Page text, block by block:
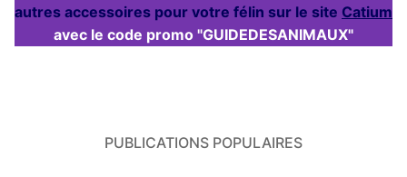
autres accessoires pour votre félin sur le site Catium
avec le code promo "GUIDEDESANIMAUX"
PUBLICATIONS POPULAIRES